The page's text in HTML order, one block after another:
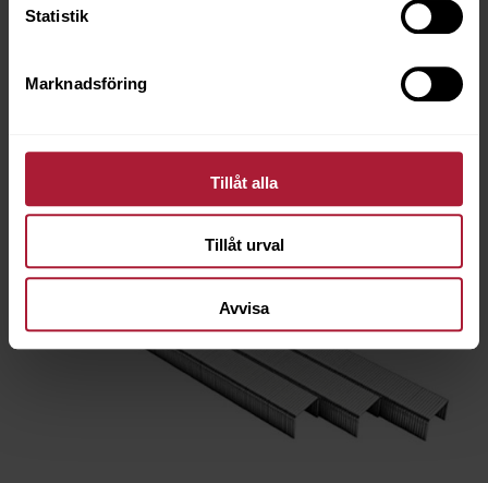
Statistik
Marknadsföring
Tillåt alla
Tillåt urval
Avvisa